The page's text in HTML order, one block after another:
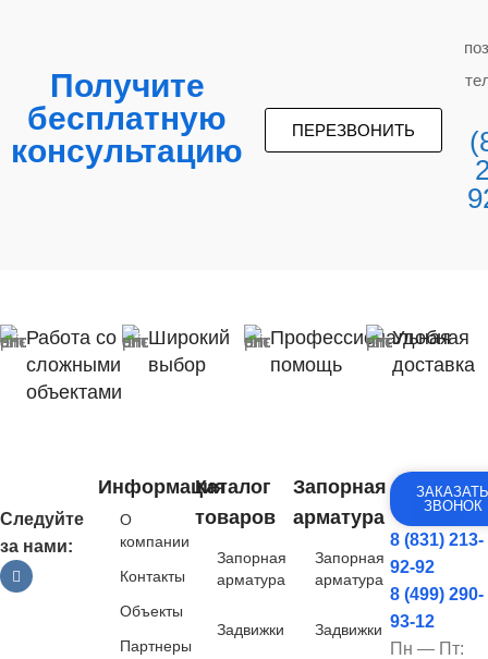
Получите
бесплатную
консультацию
ПЕРЕЗВОНИТЬ
Работа со
сложными
объектами
Широкий
выбор
Профессиональная
помощь
Удобная
доставка
Следуйте
за нами:
Информация
О
компании
Контакты
Объекты
Партнеры
Каталог
товаров
Запорная
арматура
Задвижки
Запорная
арматура
Запорная
арматура
Задвижки
ЗВОНОК
8 (831) 213-
92-92
8 (499) 290-
93-12
Пн — Пт: